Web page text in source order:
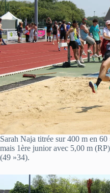
Sarah Naja titrée sur 400 m en
mais 1ère junior avec 5,00 m
(49 »34).